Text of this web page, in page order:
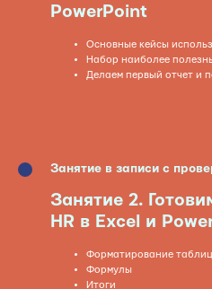
PowerPoint
Основные кейсы
Набор наиболее
Делаем первый отчет и
Занятие в записи с
Занятие 2.
HR в Excel и
Форматирование таблиц
Формулы
Итоги